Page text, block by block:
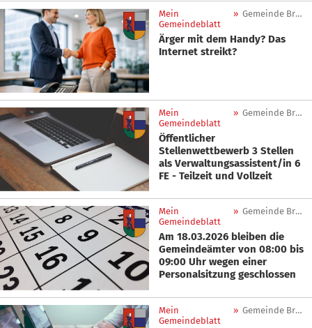
Mein
Gemeindeblatt
» Gemeinde Brenner
Ärger mit dem Handy? Das
Internet streikt?
Mein
Gemeindeblatt
» Gemeinde Brenner
Öffentlicher
Stellenwettbewerb 3 Stellen
als Verwaltungsassistent/in 6
FE - Teilzeit und Vollzeit
Mein
Gemeindeblatt
» Gemeinde Brenner
Am 18.03.2026 bleiben die
Gemeindeämter von 08:00 bis
09:00 Uhr wegen einer
Personalsitzung geschlossen
Mein
Gemeindeblatt
» Gemeinde Brenner